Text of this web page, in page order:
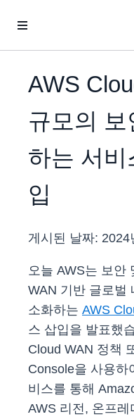
AWS
규모의
하는 서비
입
게시된 날짜: 2024
오늘 AWS는 보안
WAN 기반 글로벌
소화하는 AWS
스 삽입을 발표했
Cloud WAN 정책
Console을 사용하
비스를 통해
AWS 리전, 온프